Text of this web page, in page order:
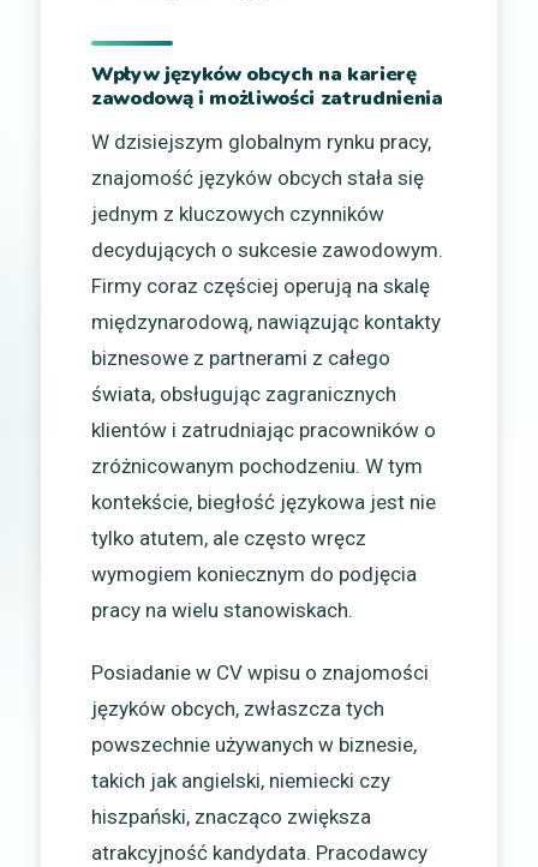
Wpływ języków obcych na karierę
zawodową i możliwości zatrudnienia
W dzisiejszym globalnym rynku pracy,
znajomość języków obcych stała się
jednym z kluczowych czynników
decydujących o sukcesie zawodowym.
Firmy coraz częściej operują na skalę
międzynarodową, nawiązując kontakty
biznesowe z partnerami z całego
świata, obsługując zagranicznych
klientów i zatrudniając pracowników o
zróżnicowanym pochodzeniu. W tym
kontekście, biegłość językowa jest nie
tylko atutem, ale często wręcz
wymogiem koniecznym do podjęcia
pracy na wielu stanowiskach.
Posiadanie w CV wpisu o znajomości
języków obcych, zwłaszcza tych
powszechnie używanych w biznesie,
takich jak angielski, niemiecki czy
hiszpański, znacząco zwiększa
atrakcyjność kandydata. Pracodawcy